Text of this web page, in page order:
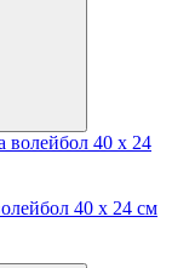
40 х 24 см